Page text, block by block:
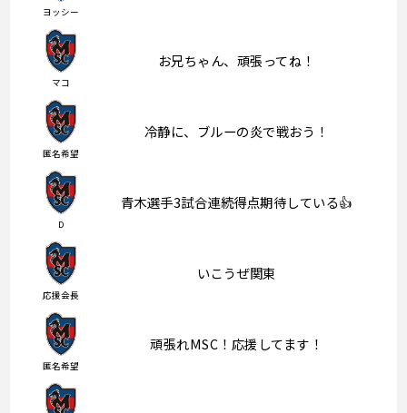
ヨッシー
マコ
お兄ちゃん、頑張ってね！
匿名希望
冷静に、ブルーの炎で戦おう！
D
青木選手3試合連続得点期待している👍
応援会長
いこうぜ関東
匿名希望
頑張れMSC！応援してます！